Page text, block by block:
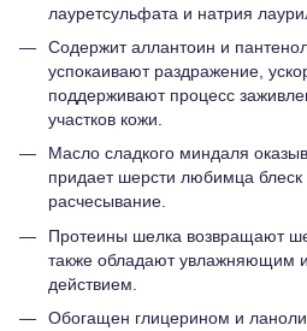
лауретсульфата и натрия
Содержит аллантоин и
успокаивают раздражение,
поддерживают процесс
участков кожи.
Масло сладкого миндаля
придает шерсти любимца блеск
расчесывание.
Протеины шелка возвращают
также обладают увлажняющим
действием.
Обогащен глицерином и